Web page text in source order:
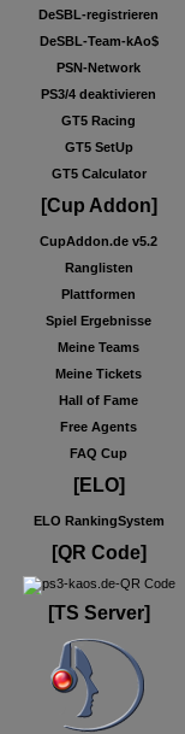
DeSBL-registrieren
DeSBL-Team-kAo$
PSN-Network
PS3/4 deaktivieren
GT5 Racing
GT5 SetUp
GT5 Calculator
[Cup Addon]
CupAddon.de v5.2
Ranglisten
Plattformen
Spiel Ergebnisse
Meine Teams
Meine Tickets
Hall of Fame
Free Agents
FAQ Cup
[ELO]
ELO RankingSystem
[QR Code]
[TS Server]